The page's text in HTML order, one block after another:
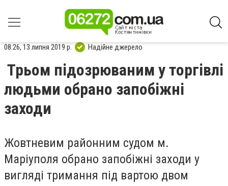
08:26, 13 липня 2019 р. Надійне джерело
Трьом підозрюваним у торгівлі
людьми обрано запобіжні
заходи
Жовтневим районним судом м.
Маріуполя обрано запобіжні заходи у
вигляді тримання під вартою двом